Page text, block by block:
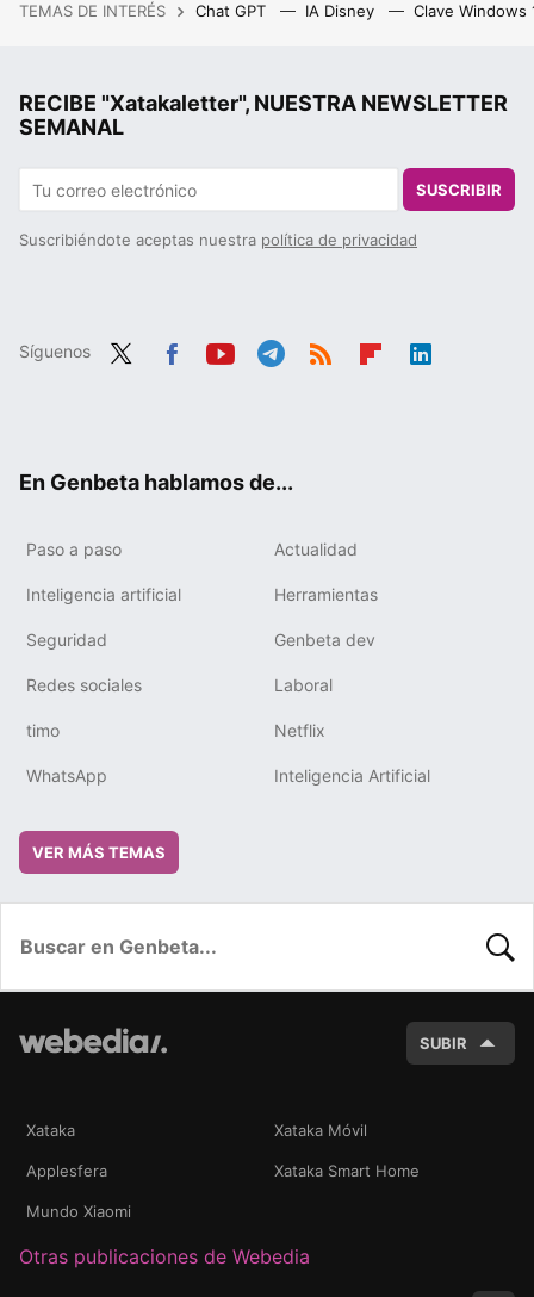
TEMAS DE INTERÉS Chat GPT IA Disney Clave Windows
RECIBE "Xatakaletter", NUESTRA NEWSLETTER
SEMANAL
SUSCRIBIR
Suscribiéndote aceptas nuestra política de privacidad
Síguenos
En Genbeta hablamos de...
Paso a paso Actualidad
Inteligencia artificial Herramientas
Seguridad Genbeta dev
Redes sociales Laboral
timo Netflix
WhatsApp Inteligencia Artificial
VER MÁS TEMAS
SUBIR
Xataka Xataka Móvil
Applesfera Xataka Smart Home
Mundo Xiaomi
Otras publicaciones de Webedia